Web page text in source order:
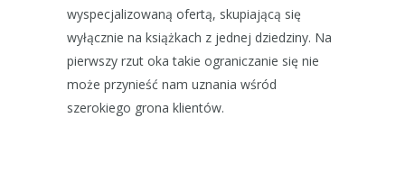
wyspecjalizowaną ofertą, skupiającą się
wyłącznie na książkach z jednej dziedziny. Na
pierwszy rzut oka takie ograniczanie się nie
może przynieść nam uznania wśród
szerokiego grona klientów.